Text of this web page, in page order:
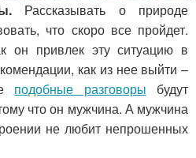
Рассказывать о природе
что скоро все пройдет.
он привлек эту ситуацию в
как из нее выйти –
подобные разговоры будут
что он мужчина. А мужчина
не любит непрошенных